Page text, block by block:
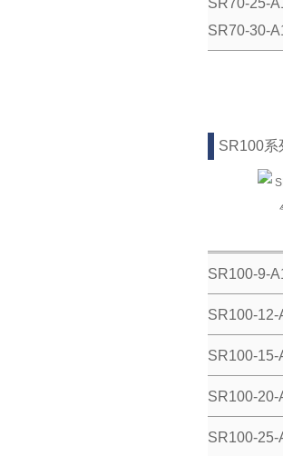
SR70-25-
SR70-30-
SR100系
SR100-9-
SR100-12-
SR100-15-
SR100-20-
SR100-25-